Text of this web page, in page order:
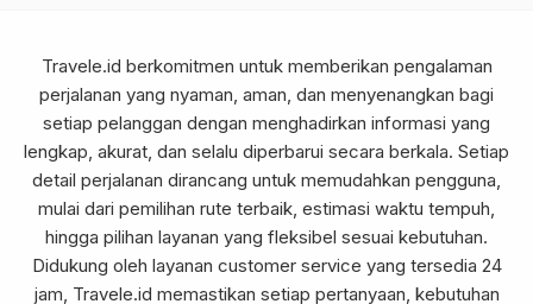
Travele.id berkomitmen untuk memberikan pengalaman
perjalanan yang nyaman, aman, dan menyenangkan bagi
setiap pelanggan dengan menghadirkan informasi yang
lengkap, akurat, dan selalu diperbarui secara berkala. Setiap
detail perjalanan dirancang untuk memudahkan pengguna,
mulai dari pemilihan rute terbaik, estimasi waktu tempuh,
hingga pilihan layanan yang fleksibel sesuai kebutuhan.
Didukung oleh layanan customer service yang tersedia 24
jam, Travele.id memastikan setiap pertanyaan, kebutuhan